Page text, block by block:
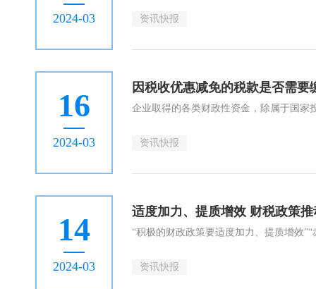
2024-03 资讯快报
16
2024-03
因税收优惠减免的税款是否需要
资讯快报
14
2024-03
适度加力、提质增效 财税政策
资讯快报